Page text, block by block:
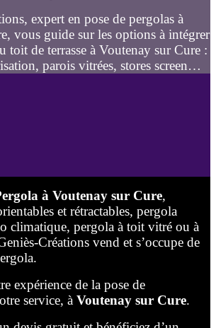
expert en pose de pergolas à
vous guide sur les options à intégrer
toit de terrasse à Voutenay sur Cure :
parois vitrées, stores screen…
à Voutenay sur Cure,
et rétractables, pergola
climatique, pergola à toit vitré ou à
Créations vend et s’occupe de
expérience de la pose de
service, à Voutenay sur Cure.